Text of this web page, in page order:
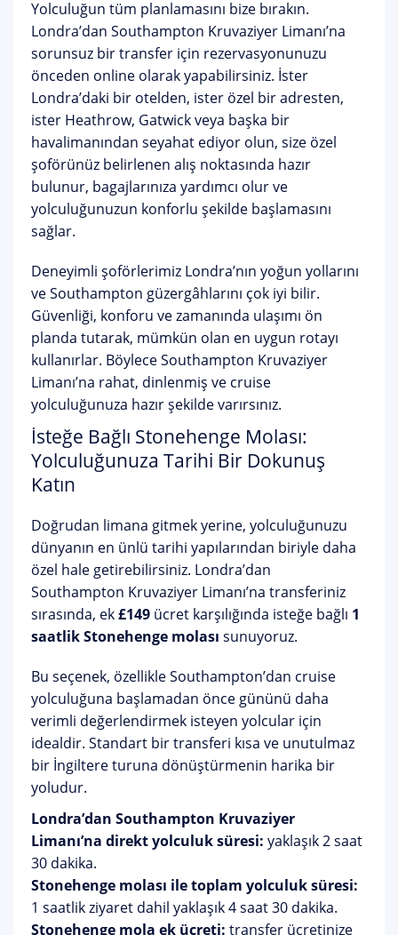
Yolculuğun tüm planlamasını bize bırakın.
Londra’dan Southampton Kruvaziyer Limanı’na
sorunsuz bir transfer için rezervasyonunuzu
önceden online olarak yapabilirsiniz. İster
Londra’daki bir otelden, ister özel bir adresten,
ister Heathrow, Gatwick veya başka bir
havalimanından seyahat ediyor olun, size özel
şoförünüz belirlenen alış noktasında hazır
bulunur, bagajlarınıza yardımcı olur ve
yolculuğunuzun konforlu şekilde başlamasını
sağlar.
Deneyimli şoförlerimiz Londra’nın yoğun yollarını
ve Southampton güzergâhlarını çok iyi bilir.
Güvenliği, konforu ve zamanında ulaşımı ön
planda tutarak, mümkün olan en uygun rotayı
kullanırlar. Böylece Southampton Kruvaziyer
Limanı’na rahat, dinlenmiş ve cruise
yolculuğunuza hazır şekilde varırsınız.
İsteğe Bağlı Stonehenge Molası:
Yolculuğunuza Tarihi Bir Dokunuş
Katın
Doğrudan limana gitmek yerine, yolculuğunuzu
dünyanın en ünlü tarihi yapılarından biriyle daha
özel hale getirebilirsiniz. Londra’dan
Southampton Kruvaziyer Limanı’na transferiniz
sırasında, ek£149 ücret karşılığında isteğe bağlı 1
saatlik Stonehenge molası sunuyoruz.
Bu seçenek, özellikle Southampton’dan cruise
yolculuğuna başlamadan önce gününü daha
verimli değerlendirmek isteyen yolcular için
idealdir. Standart bir transferi kısa ve unutulmaz
bir İngiltere turuna dönüştürmenin harika bir
yoludur.
Londra’dan Southampton Kruvaziyer
Limanı’na direkt yolculuk süresi: yaklaşık 2 saat
30 dakika.
Stonehenge molası ile toplam yolculuk süresi:
1 saatlik ziyaret dahil yaklaşık 4 saat 30 dakika.
Stonehenge mola ek ücreti: transfer ücretinize